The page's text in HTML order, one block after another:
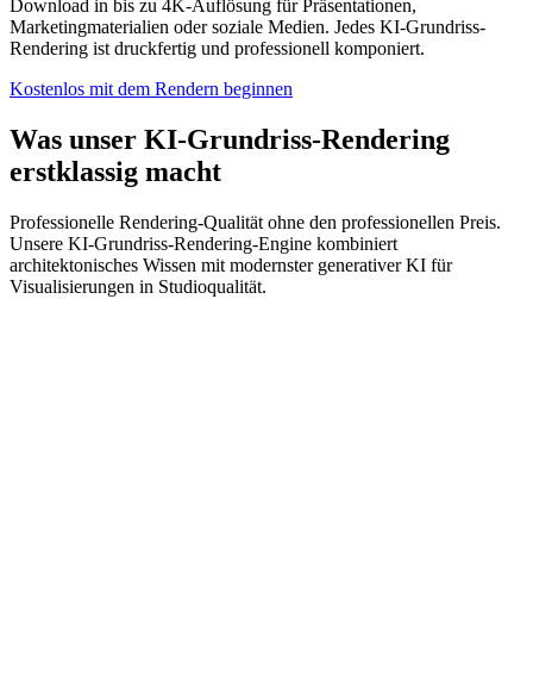
Download in bis zu 4K-Auflösung für Präsentationen,
Marketingmaterialien oder soziale Medien. Jedes KI-Grundriss-
Rendering ist druckfertig und professionell komponiert.
Kostenlos mit dem Rendern beginnen
Was unser KI-Grundriss-Rendering
erstklassig macht
Professionelle Rendering-Qualität ohne den professionellen Preis.
Unsere KI-Grundriss-Rendering-Engine kombiniert
architektonisches Wissen mit modernster generativer KI für
Visualisierungen in Studioqualität.